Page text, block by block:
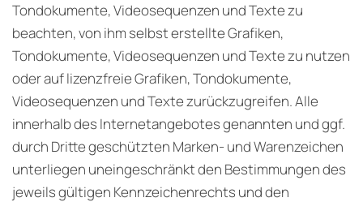
Tondokumente, Videosequenzen und Texte zu
beachten, von ihm selbst erstellte Grafiken,
Tondokumente, Videosequenzen und Texte zu nutzen
oder auf lizenzfreie Grafiken, Tondokumente,
Videosequenzen und Texte zurückzugreifen. Alle
innerhalb des Internetangebotes genannten und ggf.
durch Dritte geschützten Marken- und Warenzeichen
unterliegen uneingeschränkt den Bestimmungen des
jeweils gültigen Kennzeichenrechts und den